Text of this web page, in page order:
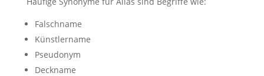
Falschname
Künstlername
Pseudonym
Deckname